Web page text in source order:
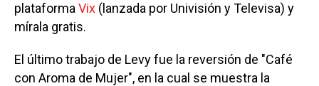
plataforma Vix (lanzada por Univisión y Televisa) y
mírala gratis.
El último trabajo de Levy fue la reversión de "Café
con Aroma de Mujer", en la cual se muestra la